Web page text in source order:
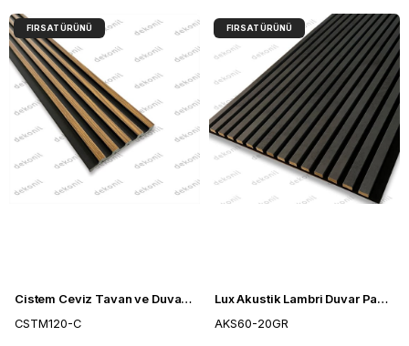
Cistem Ceviz Tavan ve Duvar Lambri 12cm
CSTM120-C
FIRSAT ÜRÜNÜ
Lux Akustik Lambri Duvar Paneli Gray 60*280 cm
AKS60-20GR
FIRSAT ÜRÜNÜ